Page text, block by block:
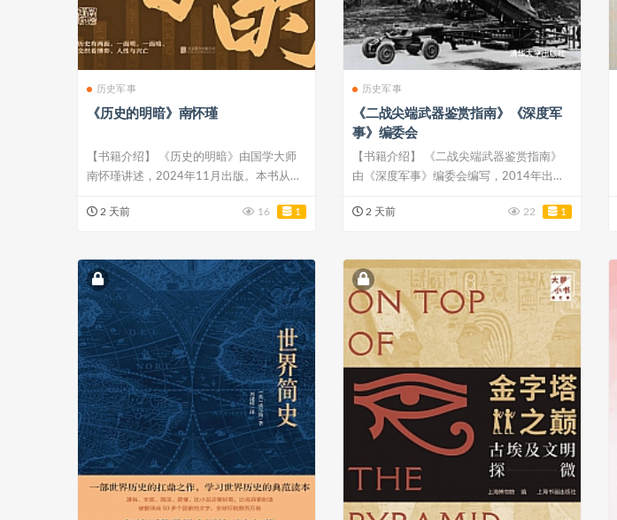
历史军事
《历史的明暗》南怀瑾
【书籍介绍】 《历史的明暗》由国学大师
南怀瑾讲述，2024年11月出版。本书从社
2 天前 16 1
历史军事
《二战尖端武器鉴赏指南》《深度军
事》编委会
【书籍介绍】 《二战尖端武器鉴赏指南》
由《深度军事》编委会编写，2014年出
2 天前 22 1